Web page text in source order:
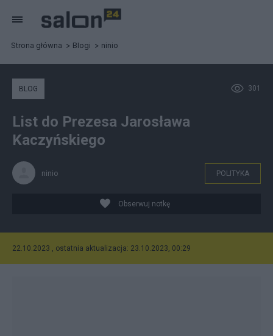
Strona główna Blogi ninio
301
BLOG
List do Prezesa Jarosława
Kaczyńskiego
ninio POLITYKA
Obserwuj notkę
22.10.2023 , ostatnia aktualizacja: 23.10.2023, 00:29